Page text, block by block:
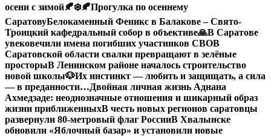
осени с зимой🍂❄️🍂Прогулка по осеннему
СаратовуБелокаменный Феникс в Балакове – Свято-
Троицкий кафедральный собор в объективе🙏В Саратове
увековечили имена погибших участников СВОВ
Саратовской области свалки превращают в зелёные
просторыВ Ленинском районе началось строительство
новой школы🐶Их инстинкт — любить и защищать, а сила
— в преданности…Двойная личная жизнь Аднана
Ахмедзаде: неоднозначные отношения и шикарный образ
жизни приближенныхВ честь новых регионов саратовцы
развернули 80-метровый флаг РоссииВ Хвалынске
обновили «Яблочный базар» и установили новые